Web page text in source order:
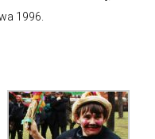
1996.